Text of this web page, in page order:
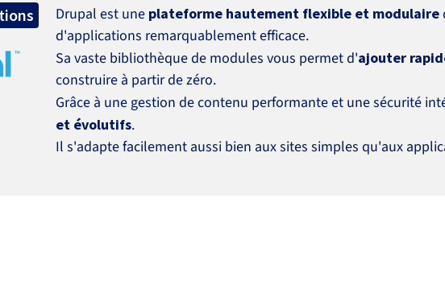
Drupal est une plateforme hautement flexible et modulaire
d'applications remarquablement efficace.
Sa vaste bibliothèque de modules vous permet d'ajouter
construire à partir de zéro.
Grâce à une gestion de contenu performante et une sécurité
et évolutifs.
Il s'adapte facilement aussi bien aux sites simples qu'aux